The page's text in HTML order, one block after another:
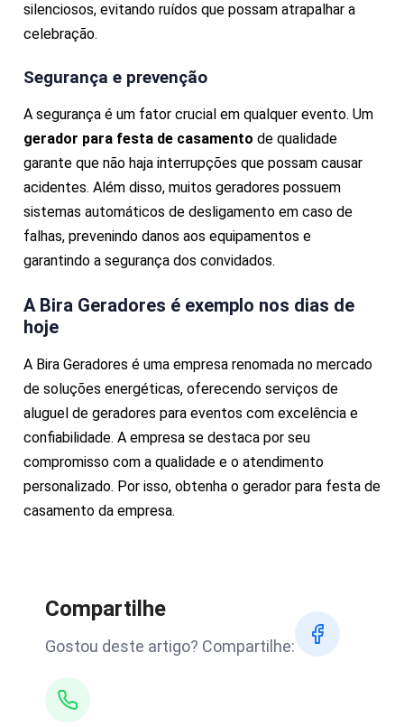
silenciosos, evitando ruídos que possam atrapalhar a
celebração.
Segurança e prevenção
A segurança é um fator crucial em qualquer evento. Um
gerador para festa de casamento de qualidade
garante que não haja interrupções que possam causar
acidentes. Além disso, muitos geradores possuem
sistemas automáticos de desligamento em caso de
falhas, prevenindo danos aos equipamentos e
garantindo a segurança dos convidados.
A Bira Geradores é exemplo nos dias de
hoje
A Bira Geradores é uma empresa renomada no mercado
de soluções energéticas, oferecendo serviços de
aluguel de geradores para eventos com excelência e
confiabilidade. A empresa se destaca por seu
compromisso com a qualidade e o atendimento
personalizado. Por isso, obtenha o gerador para festa de
casamento da empresa.
Compartilhe
Gostou deste artigo? Compartilhe: